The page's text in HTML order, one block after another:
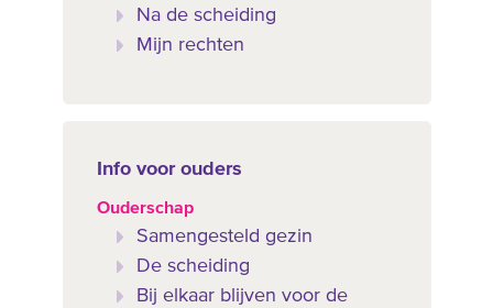
Na de scheiding
Mijn rechten
Info voor ouders
Ouderschap
Samengesteld gezin
De scheiding
Bij elkaar blijven voor de